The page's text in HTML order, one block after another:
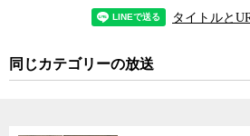
は、次第に過激な思想を身に纏うように
しい修行で信者の一人が死亡した事故を
った。そのために、教祖への絶対的な帰
タイトルと
同じカテゴリーの放送